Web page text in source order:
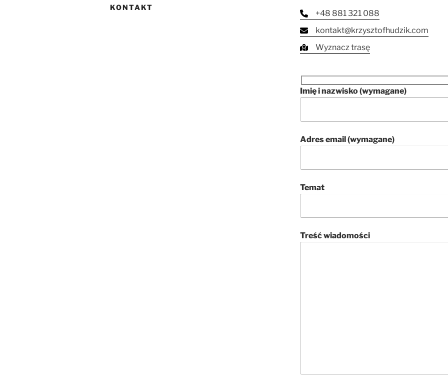
KONTAKT
+48 881 321 088
kontakt@krzysztofhudzik.com
Wyznacz trasę
Imię i nazwisko (wymagane)
Adres email (wymagane)
Temat
Treść wiadomości